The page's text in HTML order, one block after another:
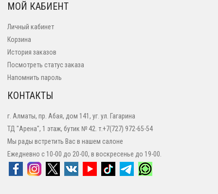
МОЙ КАБИЕНТ
Личный кабинет
Корзина
История заказов
Посмотреть статус заказа
Напомнить пароль
КОНТАКТЫ
г. Алматы, пр. Абая, дом 141, уг. ул. Гагарина
ТД "Арена", 1 этаж, бутик № 42. т.+7(727) 972-65-54
Мы рады встретить Вас в нашем салоне
Ежедневно с 10-00 до 20-00, в воскресенье до 19-00.